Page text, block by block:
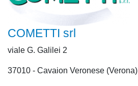
COMETTI srl
viale G. Galilei 2
37010 - Cavaion Veronese (Verona)